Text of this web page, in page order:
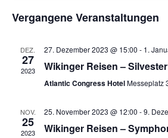
Vergangene Veranstaltungen
DEZ.
27
2023
27. Dezember 2023 @ 15:00 - 1.
Wikinger Reisen –
Atlantic Congress HotelMesseplatz
NOV.
25
2023
25. November 2023 @ 12:00 -9.
Wikinger Reisen –